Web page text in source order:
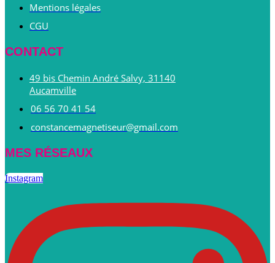
Mentions légales
CGU
CONTACT
49 bis Chemin André Salvy, 31140
Aucamville
06 56 70 41 54
constancemagnetiseur@gmail.com
MES RÉSEAUX
Instagram